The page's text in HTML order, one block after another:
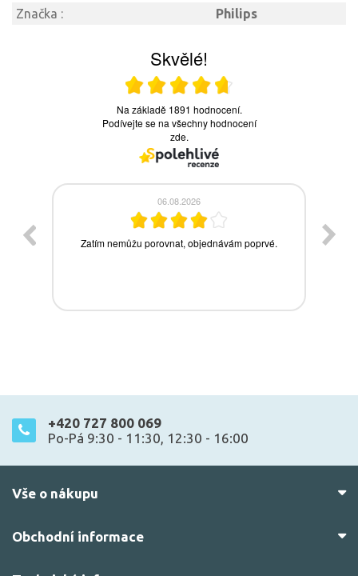
Značka :
Philips
+420 727 800 069
Po-Pá 9:30 - 11:30, 12:30 - 16:00
Vše o nákupu
Obchodní informace